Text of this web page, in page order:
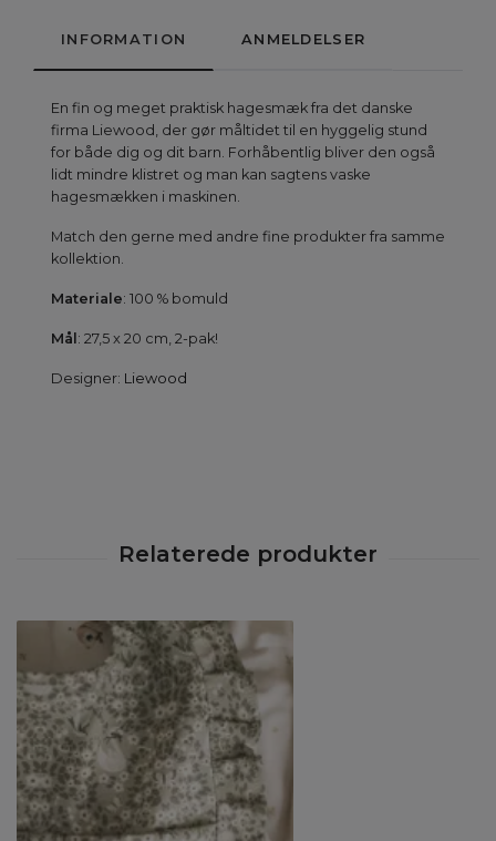
INFORMATION ANMELDELSER
En fin og meget praktisk hagesmæk fra det danske
firma Liewood, der gør måltidet til en hyggelig stund
for både dig og dit barn. Forhåbentlig bliver den også
lidt mindre klistret og man kan sagtens vaske
hagesmækken i maskinen.
Match den gerne med andre fine produkter fra samme
kollektion.
Materiale: 100 % bomuld
Mål : 27,5 x 20 cm, 2-pak!
Designer: Liewood